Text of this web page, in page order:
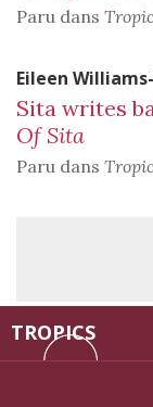
TROPICS
Paru dans
Eileen
Sita writes
Of Sita
Paru dans